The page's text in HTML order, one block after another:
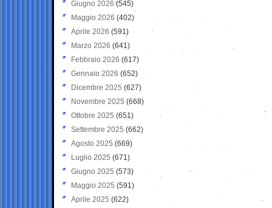
Giugno 2026 (545)
Maggio 2026 (402)
Aprile 2026 (591)
Marzo 2026 (641)
Febbraio 2026 (617)
Gennaio 2026 (652)
Dicembre 2025 (627)
Novembre 2025 (668)
Ottobre 2025 (651)
Settembre 2025 (662)
Agosto 2025 (669)
Luglio 2025 (671)
Giugno 2025 (573)
Maggio 2025 (591)
Aprile 2025 (622)